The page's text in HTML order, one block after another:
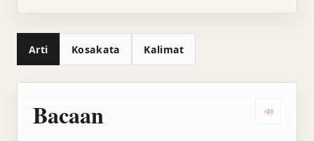
Arti Kosakata Kalimat
Bacaan